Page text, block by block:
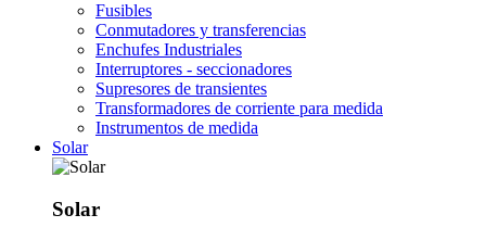
Fusibles
Conmutadores y transferencias
Enchufes Industriales
Interruptores - seccionadores
Supresores de transientes
Transformadores de corriente para medida
Instrumentos de medida
Solar
Solar